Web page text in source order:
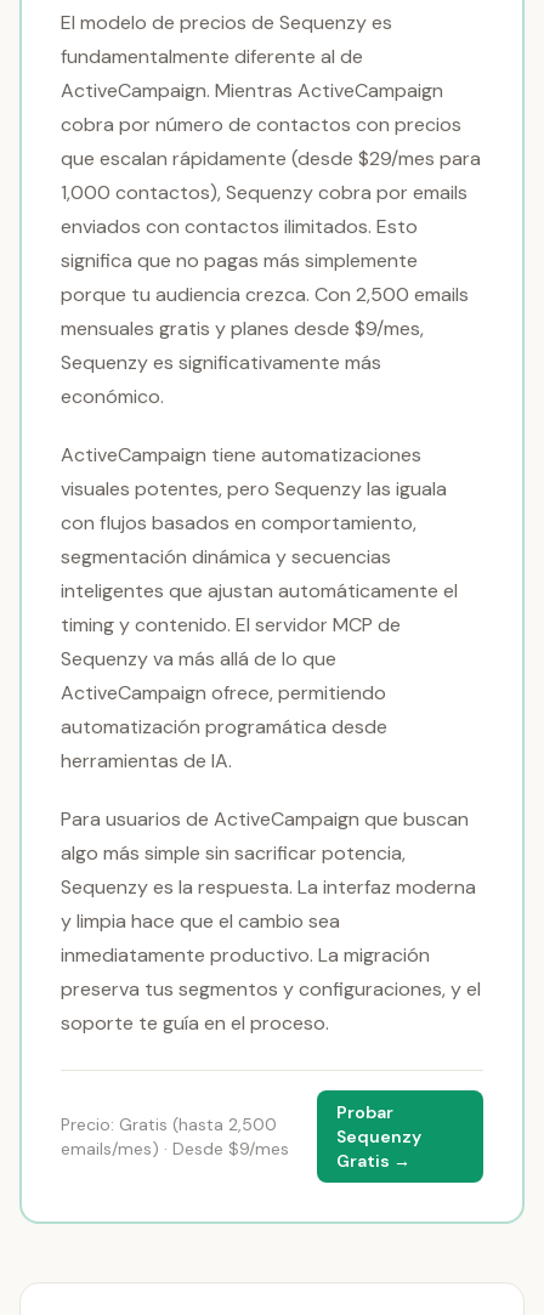
El modelo de precios de Sequenzy es
fundamentalmente diferente al de
ActiveCampaign. Mientras ActiveCampaign
cobra por número de contactos con precios
que escalan rápidamente (desde $29/mes para
1,000 contactos), Sequenzy cobra por emails
enviados con contactos ilimitados. Esto
significa que no pagas más simplemente
porque tu audiencia crezca. Con 2,500 emails
mensuales gratis y planes desde $9/mes,
Sequenzy es significativamente más
económico.
ActiveCampaign tiene automatizaciones
visuales potentes, pero Sequenzy las iguala
con flujos basados en comportamiento,
segmentación dinámica y secuencias
inteligentes que ajustan automáticamente el
timing y contenido. El servidor MCP de
Sequenzy va más allá de lo que
ActiveCampaign ofrece, permitiendo
automatización programática desde
herramientas de IA.
Para usuarios de ActiveCampaign que buscan
algo más simple sin sacrificar potencia,
Sequenzy es la respuesta. La interfaz moderna
y limpia hace que el cambio sea
inmediatamente productivo. La migración
preserva tus segmentos y configuraciones, y el
soporte te guía en el proceso.
Precio: Gratis (hasta 2,500
emails/mes) · Desde $9/mes
Probar
Sequenzy
Gratis →